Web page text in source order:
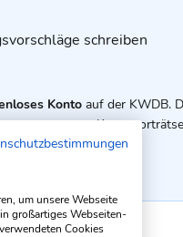
schreiben
Konto auf der KWDB.
unserer
um unsere Webseite
großartiges Webseiten-
Cookies